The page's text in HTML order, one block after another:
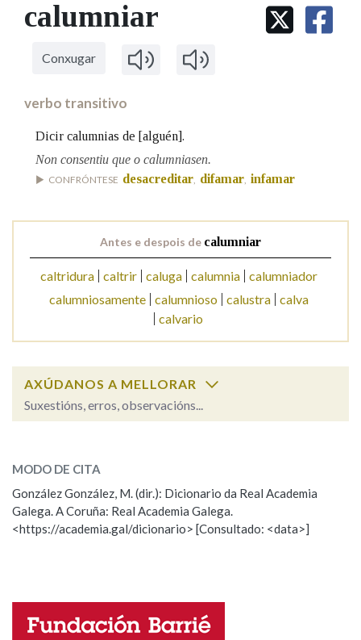
IDENTIDADE CORPORATIVA
MARCIAL DEL ADALID
CASA-MUSEO EMILIA PARDO
BAZÁN
FIGURAS HOMENAXEADAS
HISTORIA
60 ANOS DLG
Facebook
TwitterYoutubeInstagram
Bluesky
BUSCAR NOS LEMAS
Comeza por
Contén
BUSCAR NO CONTIDO
Nas definicións
Nos exemplos
Na fraseoloxía
OUTRAS OPCIÓNS DE BUSCA
Marcas gramaticais
calumniar
Conxugar
verbo transitivo
Dicir calumnias de [alguén].
Non consentiu que o calumniasen.
CONFRÓNTESE desacreditar difamar infamar
Antes e despois de calumniar
caltridura caltrir caluga calumnia
calumniador
calumniosamente
calumnioso calustra
calva
calvario
AXÚDANOS A MELLORAR
Suxestións, erros, observacións...
ESCOLLE UNHA OPCIÓN:
Observación Hai un erro na palabra
Propoño mellorar a definición
Nome
MODO DE CITA
González González, M. (dir.): Dicionario da Real Academia
Galega. A Coruña: Real Academia Galega.
<https://academia.gal/dicionario> [Consultado: <data>]